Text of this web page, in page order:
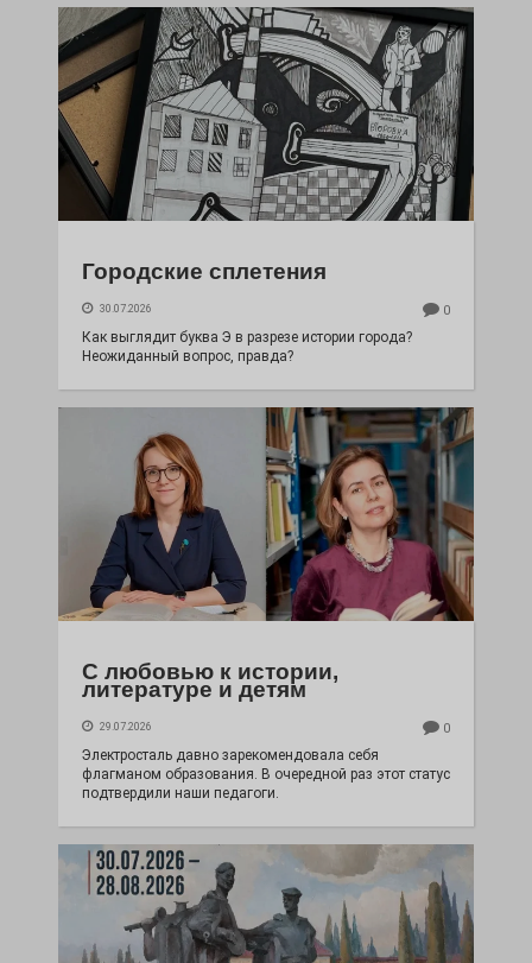
Городские сплетения
30.07.2026 0
Как выглядит буква Э в разрезе истории города?
Неожиданный вопрос, правда?
С любовью к истории,
литературе и детям
29.07.2026 0
Электросталь давно зарекомендовала себя
флагманом образования. В очередной раз этот статус
подтвердили наши педагоги.